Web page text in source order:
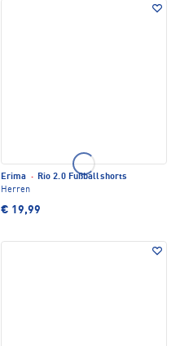
Erima · Rio 2.0 Fußballshorts
Herren
€ 19,99